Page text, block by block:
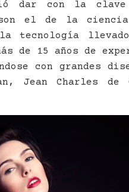
dar con la clave
son el de la
tecnología
de 15 años de
con grandes
Jean Charles de